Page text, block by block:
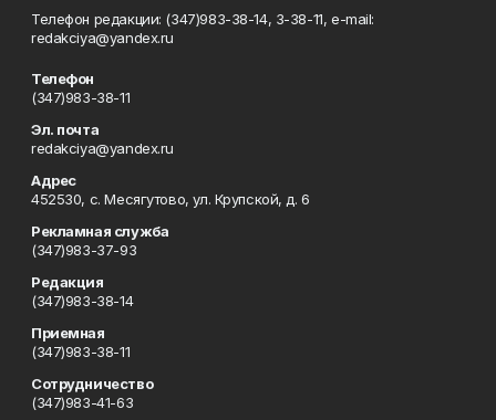
Телефон редакции: (347)983-38-14, 3-38-11, e-mail:
redakciya@yandex.ru
Телефон
(347)983-38-11
Эл. почта
redakciya@yandex.ru
Адрес
452530, с. Месягутово, ул. Крупской, д. 6
Рекламная служба
(347)983-37-93
Редакция
(347)983-38-14
Приемная
(347)983-38-11
Сотрудничество
(347)983-41-63